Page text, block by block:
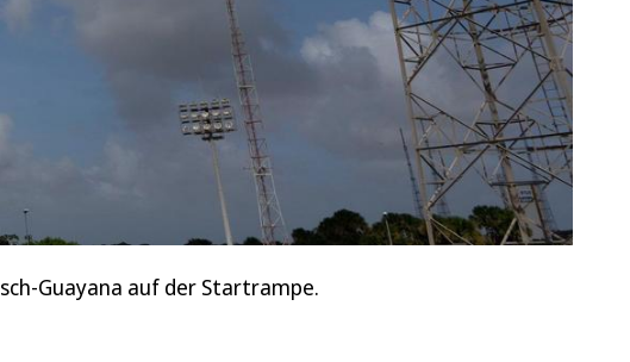
Guayana auf der Startrampe.